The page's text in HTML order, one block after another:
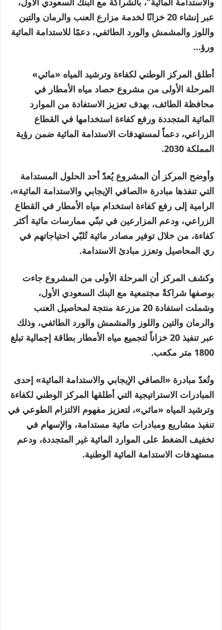
عبر إنشاء 20 خزانًا لخدمة مزارع العنب والرمان والتين
واللوز والمشمش والورد الطائفي، دعمًا للاستدامة المائية
ورؤ…
أطلق المركز الوطني لكفاءة وترشيد المياه «مائي»
المرحلة الأولى من مشروع حصاد مياه الأمطار في
محافظة الطائف، بهدف تعزيز الاستفادة من الموارد
المائية المتجددة ورفع كفاءة استخدامها في القطاع
الزراعي، دعماً لمستهدفات الاستدامة المائية ضمن رؤية
المملكة 2030.
وأوضح المركز أن المشروع يُعدّ أحد الحلول المستدامة
التي تنفذها مبادرة «الصافي الإيجابي والاستدامة المائية»،
الرامية إلى رفع كفاءة استخدام مياه الأمطار في القطاع
الزراعي، ودعم المزارعين في تبنّي ممارسات مائية أكثر
كفاءة، من خلال توفير مصادر مائية تُلبّي احتياجاتهم في
ري المحاصيل وتعزز مبادئ الاستدامة.
وكشف المركز أن المرحلة الأولى من المشروع جاءت
بوصفها شراكةً مجتمعية مع البنك السعودي الأول،
وشملت استفادة 20 مزرعة منتجة لمحاصيل العنب
والرمان والتين واللوز والمشمش والورد الطائفي، وذلك
عبر تنفيذ 20 خزاناً لتجميع مياه الأمطار بطاقة إجمالية تبلغ
1800 متر مكعب.
وتُعدّ مبادرة «الصافي الإيجابي والاستدامة المائية» إحدى
المبادرات الاستراتيجية التي أطلقها المركز الوطني لكفاءة
وترشيد المياه «مائي»، لتعزيز مفهوم الالتزام الطوعي في
تنفيذ مشاريع ومبادرات مائية مستدامة، والإسهام في
تخفيف الضغط على الموارد المائية غير المتجددة، ودعم
مستهدفات الاستدامة المائية الوطنية.